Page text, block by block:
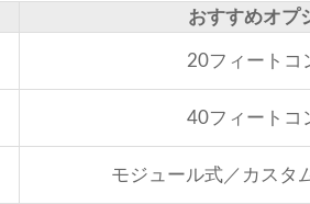
おすすめオプ
20フィートコ
40フィートコ
モジュール式／カスタ